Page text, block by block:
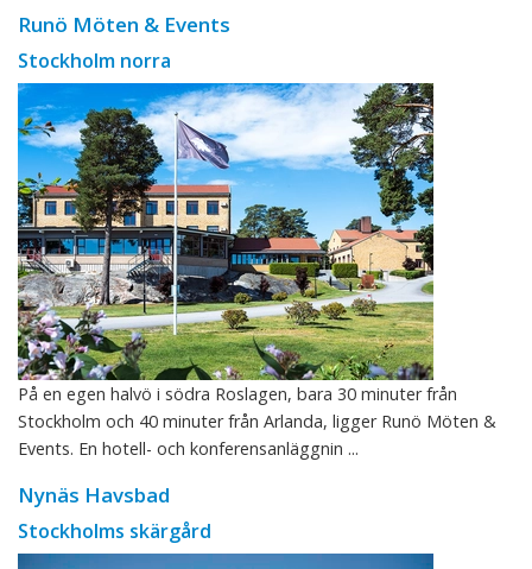
Runö Möten & Events
Stockholm norra
På en egen halvö i södra Roslagen, bara 30 minuter från
Stockholm och 40 minuter från Arlanda, ligger Runö Möten &
Events. En hotell- och konferensanläggnin ...
Nynäs Havsbad
Stockholms skärgård